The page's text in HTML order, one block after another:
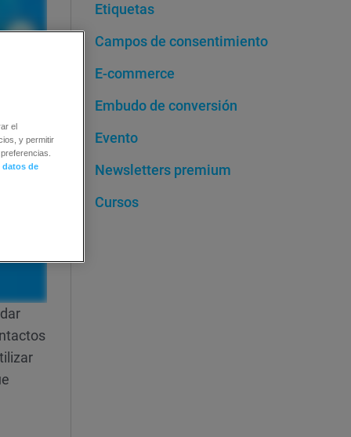
Etiquetas
Campos de consentimiento
E-commerce
Embudo de conversión
Evento
Newsletters premium
Cursos
el
y permitir
datos de